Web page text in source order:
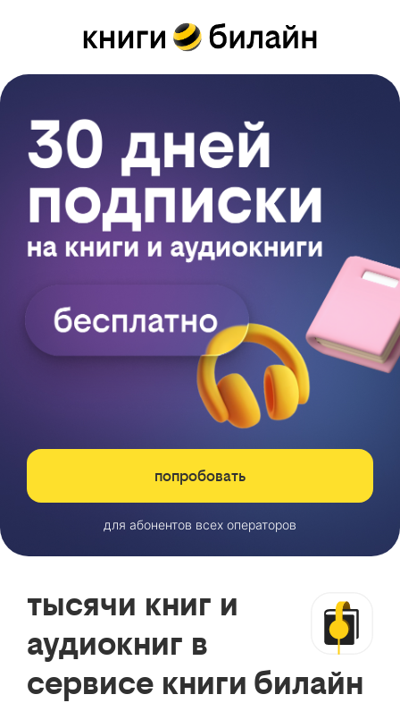
попробовать
для абонентов всех операторов
тысячи книг и
аудиокниг в
сервисе книги билайн